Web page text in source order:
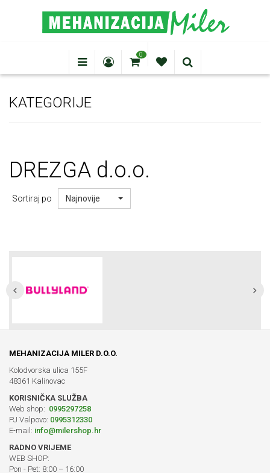
0
KATEGORIJE
DREZGA d.o.o.
Sortiraj po Najnovije
MEHANIZACIJA MILER D.O.O.
Kolodvorska ulica 155F
48361 Kalinovac
KORISNIČKA SLUŽBA
Web shop: 0995297258
PJ Valpovo: 0995312330
E-mail: info@milershop.hr
RADNO VRIJEME
WEB SHOP:
Pon - Pet: 8:00 – 16:00